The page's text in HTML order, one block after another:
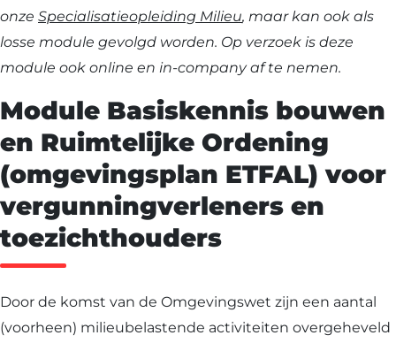
en
ETFAL)
onze Specialisatieopleiding Milieu, maar kan ook als
losse module gevolgd worden. Op verzoek is deze
module ook online en in-company af te nemen.
Module Basiskennis bouwen
en Ruimtelijke Ordening
(omgevingsplan ETFAL) voor
vergunningverleners en
toezichthouders
Door de komst van de Omgevingswet zijn een aantal
(voorheen) milieubelastende activiteiten overgeheveld